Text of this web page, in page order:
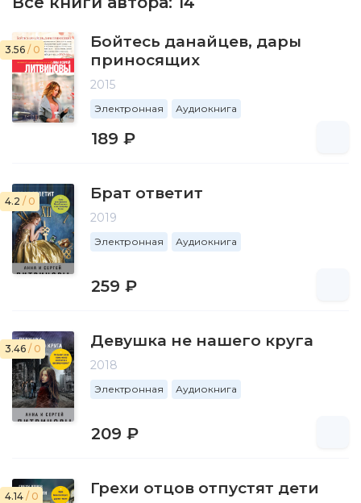
3.56 / 0
Бойтесь данайцев, дары
приносящих
2015
Электронная Аудиокнига
189 ₽
4.2 / 0 Брат ответит
2019
Электронная Аудиокнига
259 ₽
3.46 / 0 Девушка не нашего круга
2018
Электронная Аудиокнига
209 ₽
4.14 / 0 Грехи отцов отпустят дети